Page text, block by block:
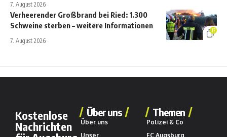
7. August 2026
17
Verheerender Großbrand bei Ried: 1.300
Schweine sterben – weitere Informationen
7. August 2026
Kostenlose
Nachrichten
Über uns
Über uns
Unser
Themen
Polizei & Co
FC Augsburg